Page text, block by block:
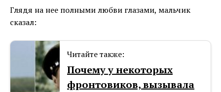
Глядя на нее полными любви глазами, мальчик
сказал:
Читайте также:
Почему у некоторых
фронтовиков, вызывала